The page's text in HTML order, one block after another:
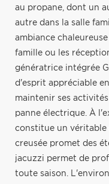
au propane, dont un
autre dans la salle
ambiance
famille ou les
génératrice intégrée
d'esprit appréciable
maintenir ses
panne électrique. À
constitue un véritable
creusée promet des
jacuzzi permet de
toute saison.